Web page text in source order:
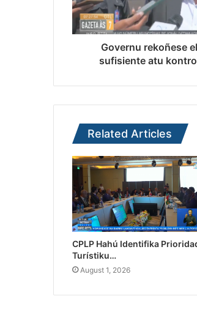
Governu rekoñese
sufisiente atu
Related Articles
CPLP Hahú Identifika
Turístiku…
August 1, 2026